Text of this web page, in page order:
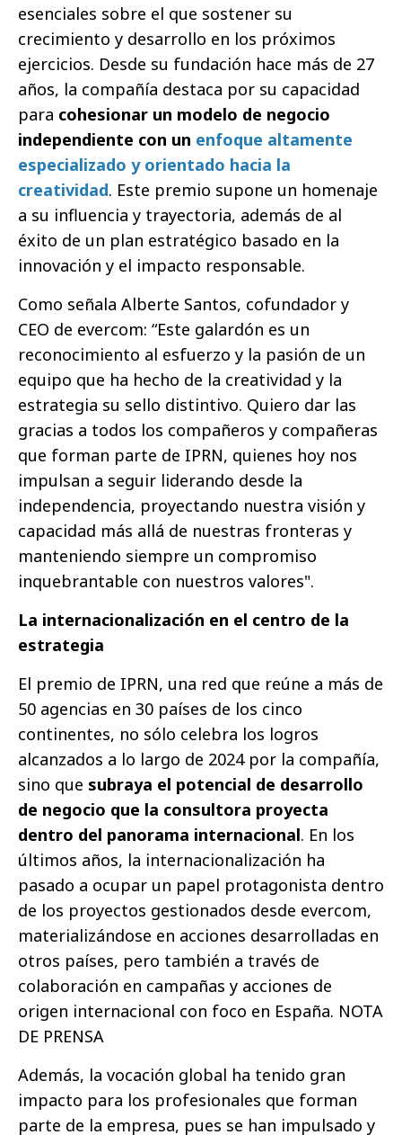
esenciales sobre el que sostener su
crecimiento y desarrollo en los próximos
ejercicios. Desde su fundación hace más de 27
años, la compañía destaca por su capacidad
para cohesionar un modelo de negocio
independiente con un enfoque altamente
especializado y orientado hacia la
creatividad. Este premio supone un homenaje
a su influencia y trayectoria, además de al
éxito de un plan estratégico basado en la
innovación y el impacto responsable.
Como señala Alberte Santos, cofundador y
CEO de evercom: “Este galardón es un
reconocimiento al esfuerzo y la pasión de un
equipo que ha hecho de la creatividad y la
estrategia su sello distintivo. Quiero dar las
gracias a todos los compañeros y compañeras
que forman parte de IPRN, quienes hoy nos
impulsan a seguir liderando desde la
independencia, proyectando nuestra visión y
capacidad más allá de nuestras fronteras y
manteniendo siempre un compromiso
inquebrantable con nuestros valores".
La internacionalización en el centro de la
estrategia
El premio de IPRN, una red que reúne a más de
50 agencias en 30 países de los cinco
continentes, no sólo celebra los logros
alcanzados a lo largo de 2024 por la compañía,
sino que subraya el potencial de desarrollo
de negocio que la consultora proyecta
dentro del panorama internacional. En los
últimos años, la internacionalización ha
pasado a ocupar un papel protagonista dentro
de los proyectos gestionados desde evercom,
materializándose en acciones desarrolladas en
otros países, pero también a través de
colaboración en campañas y acciones de
origen internacional con foco en España. NOTA
DE PRENSA
Además, la vocación global ha tenido gran
impacto para los profesionales que forman
parte de la empresa, pues se han impulsado y